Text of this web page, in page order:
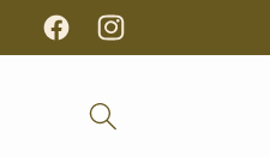
Skip to
content
FacebookInstagram